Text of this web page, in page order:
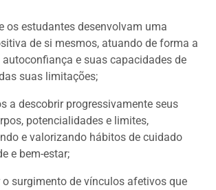
os estudantes desenvolvam uma
de si mesmos, atuando de forma a
e suas capacidades de
suas limitações;
a descobrir progressivamente seus
potencialidades e limites,
e valorizando hábitos de cuidado
e bem-estar;
surgimento de vínculos afetivos que